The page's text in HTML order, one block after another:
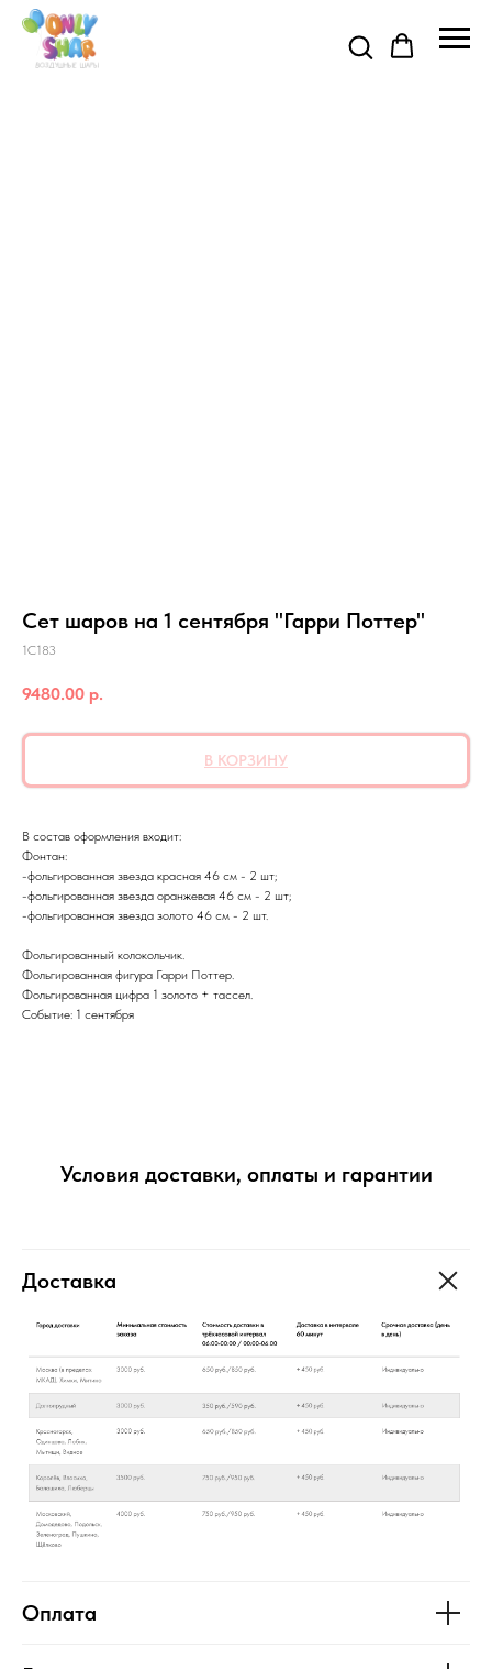
Сет шаров на 1 сентября "Гарри Поттер"
1C183
9480.00 р.
В КОРЗИНУ
В состав оформления входит:
Фонтан:
-фольгированная звезда красная 46 см - 2 шт;
-фольгированная звезда оранжевая 46 см - 2 шт;
-фольгированная звезда золото 46 см - 2 шт.
Фольгированный колокольчик.
Фольгированная фигура Гарри Поттер.
Фольгированная цифра 1 золото + тассел.
Событие: 1 сентября
Условия доставки, оплаты и гарантии
Доставка
Оплата